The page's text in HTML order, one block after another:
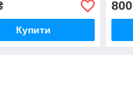
Купити
800